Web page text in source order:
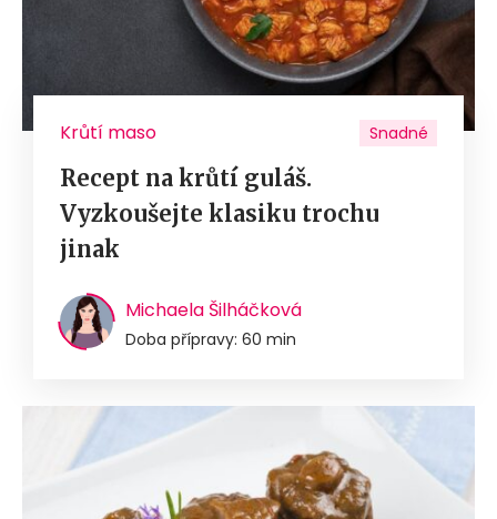
Krůtí maso Snadné
Recept na krůtí guláš.
Vyzkoušejte klasiku trochu
jinak
Michaela Šilháčková
Doba přípravy: 60 min